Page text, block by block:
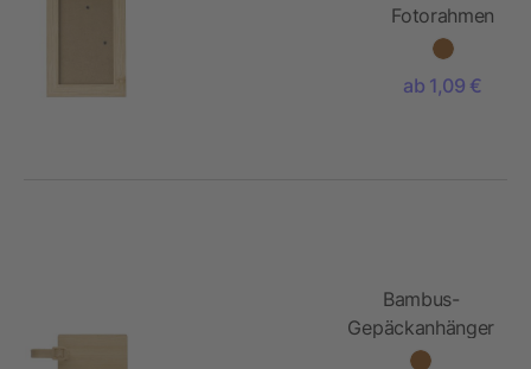
Fotorahmen
Lawson
ab 1,09 €
Bambus-
Gepäckanhänger
Shawn